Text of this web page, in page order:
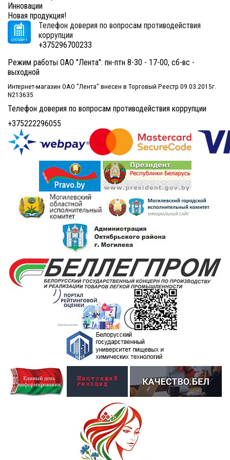
Инновации
Новая продукция!
Телефон доверия по вопросам противодействия
коррупции
+375296700233
Режим работы ОАО "Лента": пн-птн 8-30 - 17-00, сб-вс -
выходной
Интернет-магазин ОАО "Лента" внесен в Торговый Реестр 09.03.2015г.
N213635
Телефон доверия по вопросам противодействия коррупции
+375222296055